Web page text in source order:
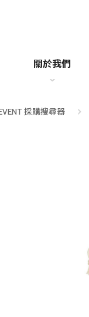
關於我們
採購搜尋器